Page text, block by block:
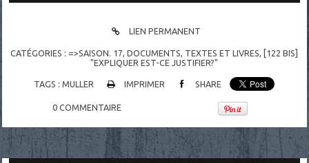
LIEN PERMANENT
CATÉGORIES : =>SAISON. 17,DOCUMENTS, TEXTES ET LIVRES,
[122 BIS]
"EXPLIQUER EST-CE JUSTIFIER?"
TAGS :MULLER IMPRIMER SHARE
0 COMMENTAIRE